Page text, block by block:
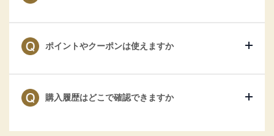
ポイントやクーポンは使えますか
購入履歴はどこで確認できますか